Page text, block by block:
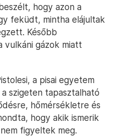
hogy azon a
feküdt, mintha elájultak
Később
vulkáni gázok miatt
a pisai egyetem
szigeten tapasztalható
hőmérsékletre és
hogy akik ismerik
figyeltek meg.